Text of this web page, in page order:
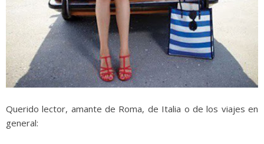
Querido lector, amante de Roma, de Italia o de los viajes en
general: